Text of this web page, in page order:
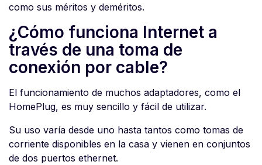
como sus méritos y deméritos.
¿Cómo funciona Internet a
través de una toma de
conexión por cable?
El funcionamiento de muchos adaptadores, como el
HomePlug, es muy sencillo y fácil de utilizar.
Su uso varía desde uno hasta tantos como tomas de
corriente disponibles en la casa y vienen en conjuntos
de dos puertos ethernet.